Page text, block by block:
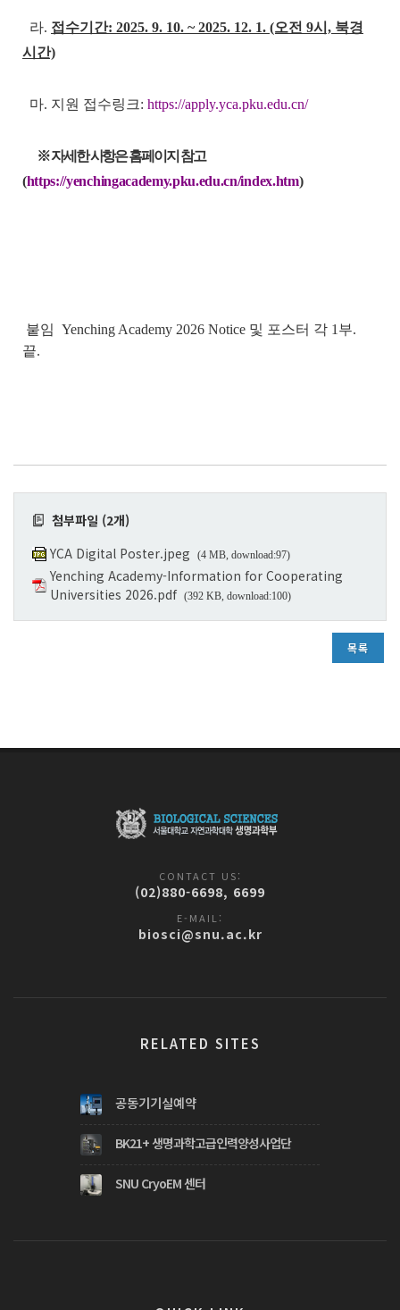
라. 접수기간: 2025. 9. 10. ~ 2025. 12. 1. (오전 9시, 북경
시간)
마. 지원 접수링크: https://apply.yca.pku.edu.cn/
※ 자세한 사항은 홈페이지 참고
(https://yenchingacademy.pku.edu.cn/index.htm)
붙임 Yenching Academy 2026 Notice 및 포스터 각 1부.
끝.
첨부파일 (2개)
YCA Digital Poster.jpeg
(4 MB, download:97)
Yenching Academy-Information for Cooperating
Universities 2026.pdf (392 KB, download:100)
목록
CONTACT US:
(02)880-6698, 6699
E-MAIL:
biosci@snu.ac.kr
RELATED SITES
공동기기실예약
BK21+ 생명과학고급인력양성사업단
SNU CryoEM 센터